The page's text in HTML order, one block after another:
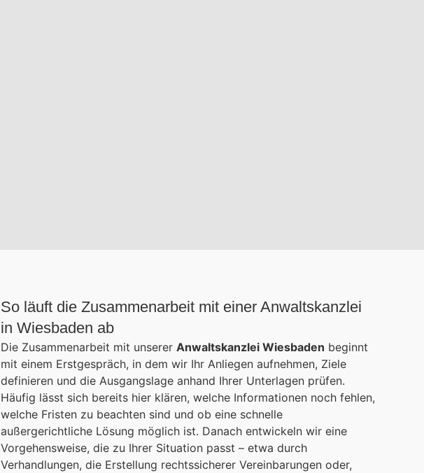
So läuft die Zusammenarbeit mit einer Anwaltskanzlei
in Wiesbaden ab
Die Zusammenarbeit mit unsererAnwaltskanzlei Wiesbaden beginnt
mit einem Erstgespräch, in dem wir Ihr Anliegen aufnehmen, Ziele
definieren und die Ausgangslage anhand Ihrer Unterlagen prüfen.
Häufig lässt sich bereits hier klären, welche Informationen noch fehlen,
welche Fristen zu beachten sind und ob eine schnelle
außergerichtliche Lösung möglich ist. Danach entwickeln wir eine
Vorgehensweise, die zu Ihrer Situation passt – etwa durch
Verhandlungen, die Erstellung rechtssicherer Vereinbarungen oder,